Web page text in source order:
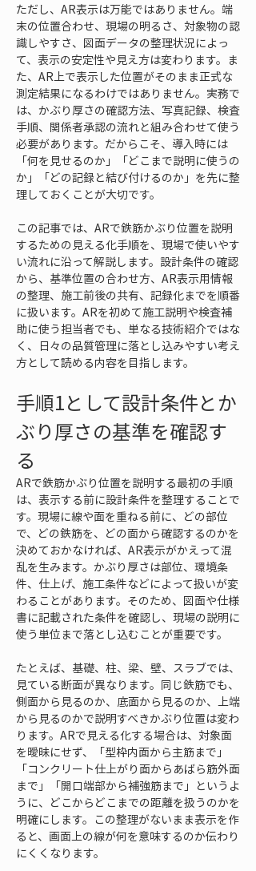
ただし、AR表示は万能ではありません。端
末の位置合わせ、現場の明るさ、対象物の認
識しやすさ、図面データの整理状況によっ
て、表示の安定性や見え方は変わります。ま
た、AR上で表示した位置がそのまま正式な
測定結果になるわけではありません。実務で
は、かぶり厚さの確認方法、写真記録、検査
手順、関係者承認の流れと組み合わせて使う
必要があります。だからこそ、導入時には
「何を見せるのか」「どこまで説明に使うの
か」「どの記録と結び付けるのか」を先に整
理しておくことが大切です。
この記事では、ARで鉄筋かぶり位置を説明
するための見える化手順を、現場で使いやす
い流れに沿って解説します。設計条件の確認
から、基準位置の合わせ方、AR表示用情報
の整理、施工前後の共有、記録化までを順番
に扱います。ARを初めて施工説明や検査補
助に使う担当者でも、単なる技術紹介ではな
く、日々の品質管理に落とし込みやすい考え
方として読める内容を目指します。
手順1として設計条件とか
ぶり厚さの基準を確認す
る
ARで鉄筋かぶり位置を説明する最初の手順
は、表示する前に設計条件を整理することで
す。現場に線や面を重ねる前に、どの部位
で、どの鉄筋を、どの面から確認するのかを
決めておかなければ、AR表示がかえって混
乱を生みます。かぶり厚さは部位、環境条
件、仕上げ、施工条件などによって扱いが変
わることがあります。そのため、図面や仕様
書に記載された条件を確認し、現場の説明に
使う単位まで落とし込むことが重要です。
たとえば、基礎、柱、梁、壁、スラブでは、
見ている断面が異なります。同じ鉄筋でも、
側面から見るのか、底面から見るのか、上端
から見るのかで説明すべきかぶり位置は変わ
ります。ARで見える化する場合は、対象面
を曖昧にせず、「型枠内面から主筋まで」
「コンクリート仕上がり面からあばら筋外面
まで」「開口端部から補強筋まで」というよ
うに、どこからどこまでの距離を扱うのかを
明確にします。この整理がないまま表示を作
ると、画面上の線が何を意味するのか伝わり
にくくなります。